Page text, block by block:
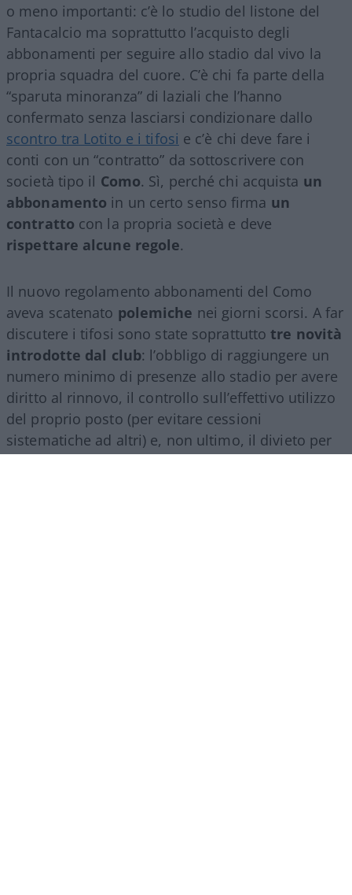
o meno importanti: c’è lo studio del listone del
Fantacalcio ma soprattutto l’acquisto degli
abbonamenti per seguire allo stadio dal vivo la
propria squadra del cuore. C’è chi fa parte della
“sparuta minoranza” di laziali che l’hanno
confermato senza lasciarsi condizionare dallo
scontro tra Lotito e i tifosi e c’è chi deve fare i
conti con un “contratto” da sottoscrivere con
società tipo il Como. Sì, perché chi acquista un
abbonamento in un certo senso firma un
contratto con la propria società e deve
rispettare alcune regole.
Il nuovo regolamento abbonamenti del Como
aveva scatenato polemiche nei giorni scorsi. A far
discutere i tifosi sono state soprattutto tre novità
introdotte dal club: l’obbligo di raggiungere un
numero minimo di presenze allo stadio per avere
diritto al rinnovo, il controllo sull’effettivo utilizzo
del proprio posto (per evitare cessioni
sistematiche ad altri) e, non ultimo, il divieto per